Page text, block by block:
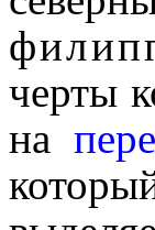
черты
на